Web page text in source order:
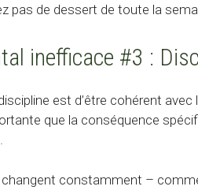
pas de dessert de toute la
inefficace #3 :
est d’être cohérent
que la conséquence
constamment –